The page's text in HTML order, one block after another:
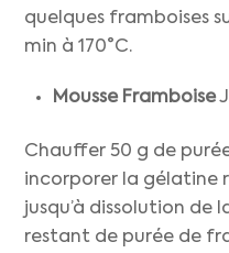
quelques framboises
min à 170°C.
Mousse Framboise
Chauffer 50 g de
incorporer la gélatine
jusqu’à dissolution de
restant de purée de